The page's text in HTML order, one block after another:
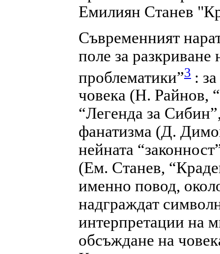
Емилиян Станев
Съвременният
поле за разкриване
проблематики”3 :
човека (Н. Райнов,
“Легенда за
фанатизма (Д.
нейната
(Ем. Станев,
именно повод,
надграждат
интерпретации на
обсъждане на